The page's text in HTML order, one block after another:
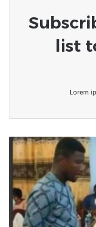
list
Lorem
Ghana
Un
pasteur
condamné
sévèrement
pour